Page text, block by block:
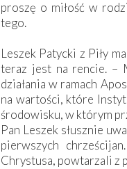
proszę o miłość w
tego.
Leszek Patycki z Piły
teraz jest na rencie. –
działania w ramach
na wartości, które
środowisku, w którym
Pan Leszek słusznie
pierwszych
Chrystusa, powtarzali z